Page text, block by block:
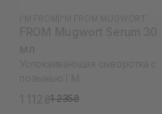
1 112₴1 235₴